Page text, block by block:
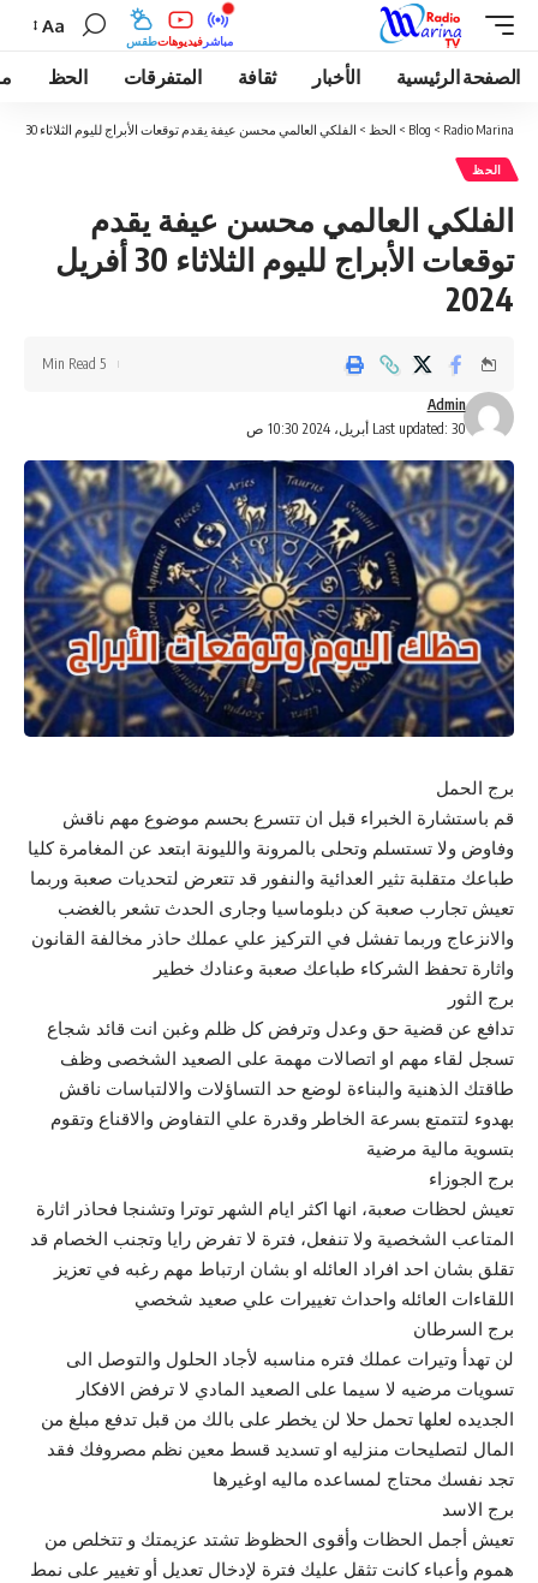
طقسفيديوهات مباشر
Aa
الصفحة الرئيسية الأخبار ثقافة المتفرقات الحظ
Radio Marina
>
Blog
> الحظ > الفلكي العالمي محسن عيفة يقدم توقعات الأبراج لليوم الثلاثاء 30 أفريل 2024
الحظ
الفلكي العالمي محسن عيفة يقدم
توقعات الأبراج لليوم الثلاثاء 30 أفريل
2024
Last updated: 30 أبريل، 2024 10:30 ص
Admin
5 Min Read
برج الحمل
قم باستشارة الخبراء قبل ان تتسرع بحسم موضوع مهم ناقش
وفاوض ولا تستسلم وتحلى بالمرونة والليونة ابتعد عن المغامرة كليا
طباعك متقلبة تثير العدائية والنفور قد تتعرض لتحديات صعبة وربما
تعيش تجارب صعبة كن دبلوماسيا وجارى الحدث تشعر بالغضب
والانزعاج وربما تفشل في التركيز علي عملك حاذر مخالفة القانون
واثارة تحفظ الشركاء طباعك صعبة وعنادك خطير
برج الثور
تدافع عن قضية حق وعدل وترفض كل ظلم وغبن انت قائد شجاع
تسجل لقاء مهم او اتصالات مهمة على الصعيد الشخصى وظف
طاقتك الذهنية والبناءة لوضع حد التساؤلات والالتباسات ناقش
بهدوء لتتمتع بسرعة الخاطر وقدرة علي التفاوض والاقناع وتقوم
بتسوية مالية مرضية
برج الجوزاء
تعيش لحظات صعبة، انها اكثر ايام الشهر توترا وتشنجا فحاذر اثارة
المتاعب الشخصية ولا تنفعل، فترة لا تفرض رايا وتجنب الخصام قد
تقلق بشان احد افراد العائله او بشان ارتباط مهم رغبه في تعزيز
اللقاءات العائله واحداث تغييرات علي صعيد شخصي
برج السرطان
لن تهدأ وتيرات عملك فتره مناسبه لأجاد الحلول والتوصل الى
تسويات مرضيه لا سيما على الصعيد المادي لا ترفض الافكار
الجديده لعلها تحمل حلا لن يخطر على بالك من قبل تدفع مبلغ من
المال لتصليحات منزليه او تسديد قسط معين نظم مصروفك فقد
تجد نفسك محتاج لمساعده ماليه اوغيرها
برج الاسد
تعيش أجمل الحظات وأقوى الحظوظ تشتد عزيمتك و تتخلص من
هموم وأعباء كانت تثقل عليك فترة لإدخال تعديل أو تغيير على نمط